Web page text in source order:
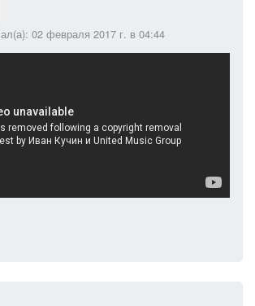
02 февраля 2017 г. в 04:44